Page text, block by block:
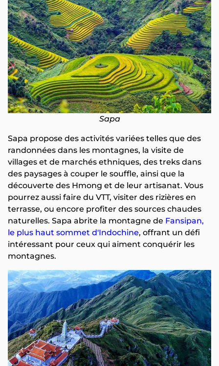
Sapa
Sapa propose des activités variées telles que des
randonnées dans les montagnes, la visite de
villages et de marchés ethniques, des treks dans
des paysages à couper le souffle, ainsi que la
découverte des Hmong et de leur artisanat. Vous
pourrez aussi faire du VTT, visiter des rizières en
terrasse, ou encore profiter des sources chaudes
naturelles. Sapa abrite la montagne de Fansipan,
le plus haut sommet d'Indochine, offrant un défi
intéressant pour ceux qui aiment conquérir les
montagnes.